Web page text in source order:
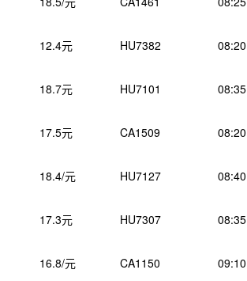
12.4元 HU7382 08:20
18.7元 HU7101 08:35
17.5元 CA1509 08:20
18.4/元 HU7127 08:40
17.3元 HU7307 08:35
16.8/元 CA1150 09:10